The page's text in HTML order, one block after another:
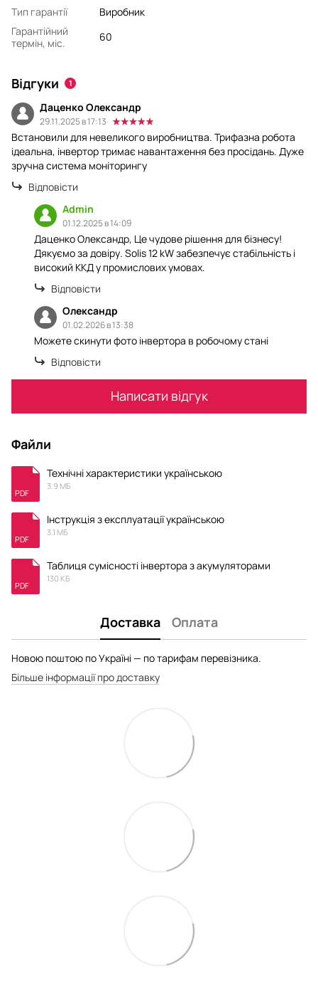
Тип гарантії
Виробник
Гарантійний
термін, міс.
60
Відгуки 1
Даценко Олександр
29.11.2025 в 17:13
Встановили для невеликого виробництва. Трифазна робота
ідеальна, інвертор тримає навантаження без просідань. Дуже
зручна система моніторингу
Відповісти
Admin
01.12.2025 в 14:09
Даценко Олександр, Це чудове рішення для бізнесу!
Дякуємо за довіру. Solis 12 kW забезпечує стабільність і
високий ККД у промислових умовах.
Відповісти
Олександр
01.02.2026 в 13:38
Можете скинути фото інвертора в робочому стані
Відповісти
Написати відгук
Файли
PDF
Технічні характеристики українською
3.9 МБ
PDF
Інструкція з експлуатації українською
3.1 МБ
PDF
Таблиця сумісності інвертора з акумуляторами
130 КБ
Доставка Оплата
Новою поштою по Україні — по тарифам перевізника.
Більше інформації про доставку